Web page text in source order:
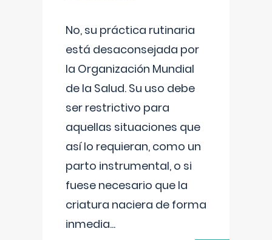
No, su práctica rutinaria
está desaconsejada por
la Organización Mundial
de la Salud. Su uso debe
ser restrictivo para
aquellas situaciones que
así lo requieran, como un
parto instrumental, o si
fuese necesario que la
criatura naciera de forma
inmedia...